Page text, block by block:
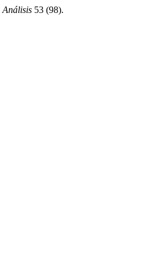
Análisis 53 (98).